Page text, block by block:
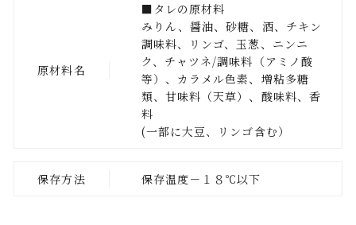
原材料名
■タレの原材料
みりん、醤油、砂糖、酒、チキン
調味料、リンゴ、玉葱、ニンニ
ク、チャツネ/調味料（アミノ酸
等）、カラメル色素、増粘多糖
類、甘味料（天草）、酸味料、香
料
(一部に大豆、リンゴ含む）
保存方法 保存温度－１８℃以下